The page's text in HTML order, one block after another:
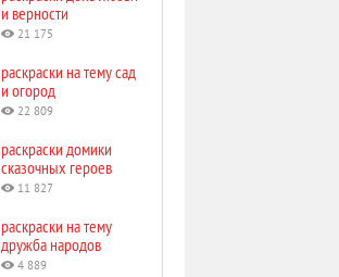
и верности
21 175
раскраски на тему сад
и огород
22 809
раскраски домики
сказочных героев
11 827
раскраски на тему
дружба народов
4 889